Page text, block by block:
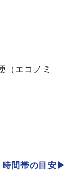
（エコノミ
時間帯の目安